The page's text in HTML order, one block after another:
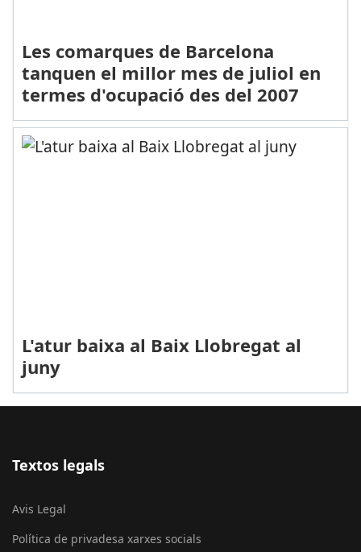
Les comarques de Barcelona
tanquen el millor mes de juliol en
termes d'ocupació des del 2007
L'atur baixa al Baix Llobregat al
juny
Textos legals
Avis Legal
Política de privadesa xarxes socials